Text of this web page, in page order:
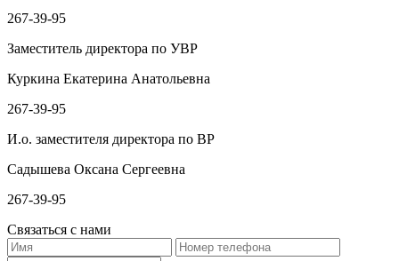
267-39-95
Заместитель директора по УВР
Куркина Екатерина Анатольевна
267-39-95
И.о. заместителя директора по ВР
Садышева Оксана Сергеевна
267-39-95
Связаться с нами